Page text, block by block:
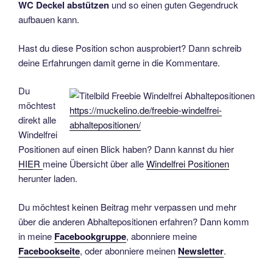
WC Deckel abstützen und so einen guten Gegendruck
aufbauen kann.
Hast du diese Position schon ausprobiert? Dann schreib
deine Erfahrungen damit gerne in die Kommentare.
https://muckelino.de/freebie-windelfrei-
abhaltepositionen/
Du
möchtest
direkt alle
Windelfrei
Positionen auf einen Blick haben? Dann kannst du hier
HIER meine Übersicht über alleWindelfrei Positionen
herunter laden.
Du möchtest keinen Beitrag mehr verpassen und mehr
über die anderen Abhaltepositionen erfahren? Dann komm
in meine Facebookgruppe, abonniere meine
Facebookseite, oder abonniere meinen Newsletter.